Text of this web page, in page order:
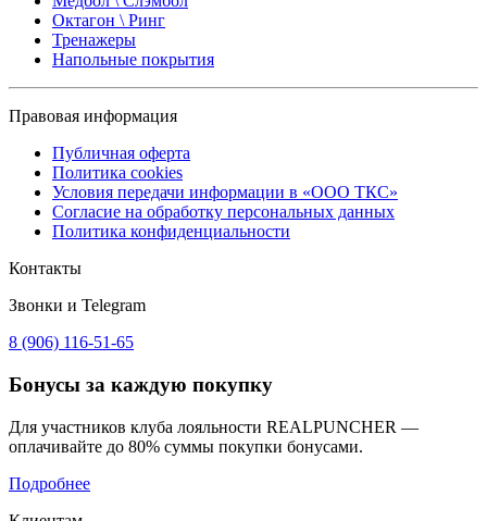
Октагон \ Ринг
Тренажеры
Напольные покрытия
Правовая информация
Публичная оферта
Политика cookies
Условия передачи информации в «ООО ТКС»
Согласие на обработку персональных данных
Политика конфиденциальности
Контакты
Звонки и Telegram
8 (906) 116-51-65
Бонусы за каждую покупку
Для участников клуба лояльности REALPUNCHER —
оплачивайте до 80% суммы покупки бонусами.
Подробнее